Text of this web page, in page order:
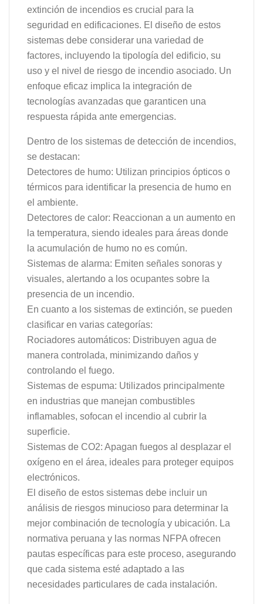
extinción de incendios es crucial para la
seguridad en edificaciones. El diseño de estos
sistemas debe considerar una variedad de
factores, incluyendo la tipología del edificio, su
uso y el nivel de riesgo de incendio asociado. Un
enfoque eficaz implica la integración de
tecnologías avanzadas que garanticen una
respuesta rápida ante emergencias.
Dentro de los sistemas de detección de incendios,
se destacan:
Detectores de humo: Utilizan principios ópticos o
térmicos para identificar la presencia de humo en
el ambiente.
Detectores de calor: Reaccionan a un aumento en
la temperatura, siendo ideales para áreas donde
la acumulación de humo no es común.
Sistemas de alarma: Emiten señales sonoras y
visuales, alertando a los ocupantes sobre la
presencia de un incendio.
En cuanto a los sistemas de extinción, se pueden
clasificar en varias categorías:
Rociadores automáticos: Distribuyen agua de
manera controlada, minimizando daños y
controlando el fuego.
Sistemas de espuma: Utilizados principalmente
en industrias que manejan combustibles
inflamables, sofocan el incendio al cubrir la
superficie.
Sistemas de CO2: Apagan fuegos al desplazar el
oxígeno en el área, ideales para proteger equipos
electrónicos.
El diseño de estos sistemas debe incluir un
análisis de riesgos minucioso para determinar la
mejor combinación de tecnología y ubicación. La
normativa peruana y las normas NFPA ofrecen
pautas específicas para este proceso, asegurando
que cada sistema esté adaptado a las
necesidades particulares de cada instalación.